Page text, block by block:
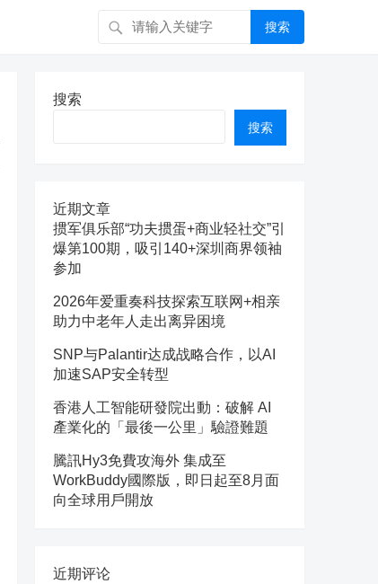
搜索
搜索
搜索
近期文章
掼军俱乐部“功夫掼蛋+商业轻社交”引
爆第100期，吸引140+深圳商界领袖
参加
2026年爱重奏科技探索互联网+相亲
助力中老年人走出离异困境
SNP与Palantir达成战略合作，以AI
加速SAP安全转型
香港人工智能研發院出動：破解 AI
產業化的「最後一公里」驗證難題
騰訊Hy3免費攻海外 集成至
WorkBuddy國際版，即日起至8月面
向全球用戶開放
近期评论